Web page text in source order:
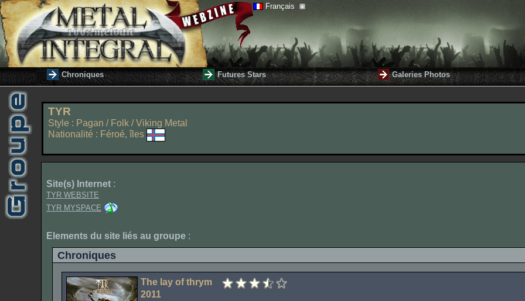
Français
Chroniques Futures Stars Galeries Photos
TYR
Style : Pagan / Folk / Viking Metal
Nationalité : Féroé, îles
Site(s) Internet :
TYR WEBSITE
TYR MYSPACE
Elements du site liés au groupe :
Chroniques
The lay of thrym
2011